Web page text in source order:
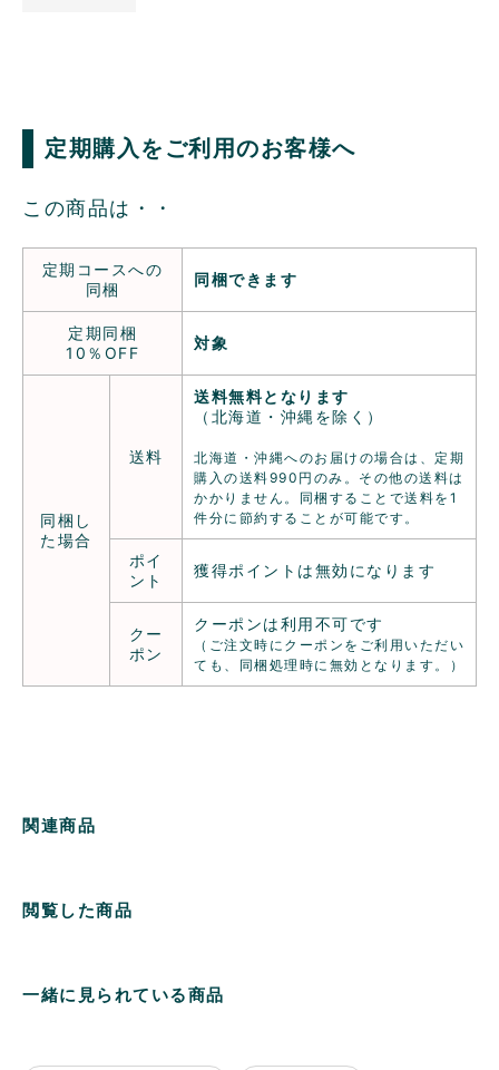
定期購入をご利用のお客様へ
この商品は・・
定期コースへの
同梱
同梱できます
定期同梱
10％OFF
対象
同梱し
た場合
送料
送料無料となります
（北海道・沖縄を除く）
北海道・沖縄へのお届けの場合は、定期
購入の送料990円のみ。その他の送料は
かかりません。同梱することで送料を1
件分に節約することが可能です。
ポイ
ント
獲得ポイントは無効になります
クー
ポン
クーポンは利用不可です
（ご注文時にクーポンをご利用いただい
ても、同梱処理時に無効となります。）
関連商品
閲覧した商品
一緒に見られている商品